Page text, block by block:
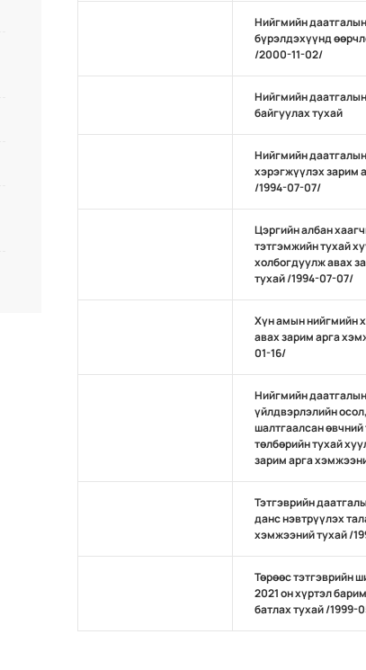
Нийгмийн
бүрэлдэхүүнд
/2000-11-02/
Нийгмийн
байгуулах тухай
Нийгмийн
хэрэгжүүлэх зарим
/1994-07-07/
Цэргийн албан
тэтгэмжийн тухай
холбогдуулж авах
тухай /1994-07-07/
Хүн амын нийгмийн
авах зарим арга
01-16/
Нийгмийн
үйлдвэрлэлийн
шалтгаалсан
төлбөрийн тухай
зарим арга
Тэтгэврийн
данс нэвтрүүлэх
хэмжээний тухай /
Төрөөс тэтгэврийн
2021 он хүртэл
батлах тухай /1999-